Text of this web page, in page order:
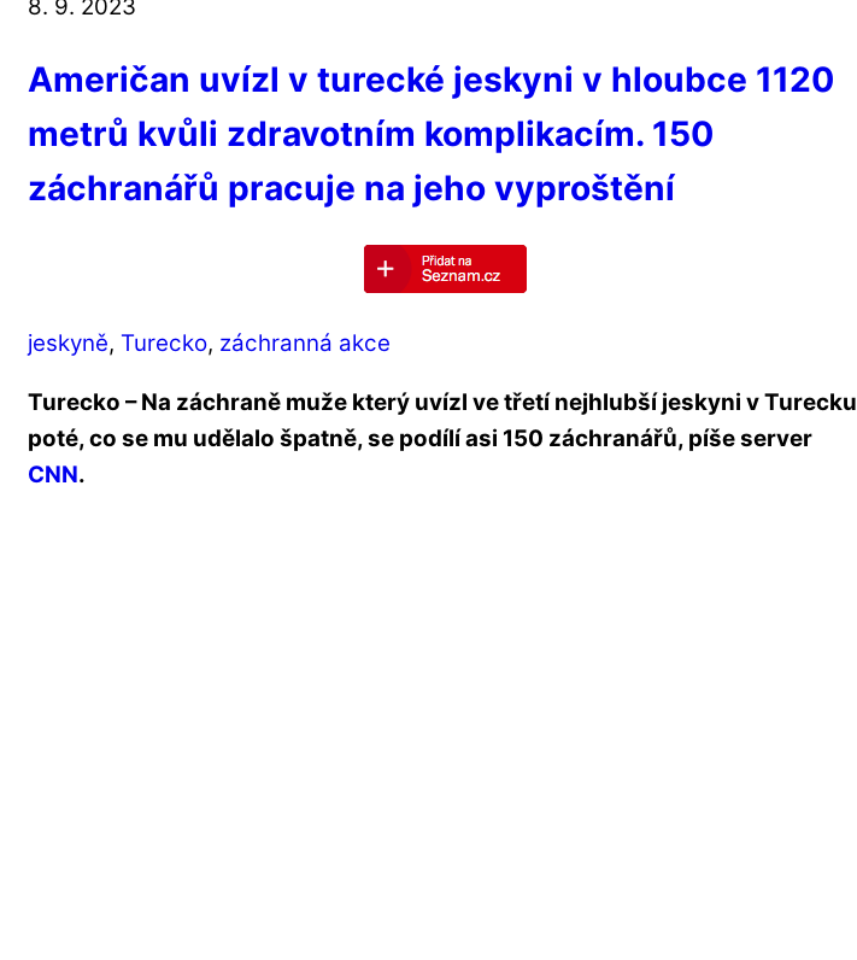
8. 9. 2023
Američan uvízl v turecké jeskyni v hloubce 1120
metrů kvůli zdravotním komplikacím. 150
záchranářů pracuje na jeho vyproštění
jeskyně, Turecko, záchranná akce
Turecko – Na záchraně muže který uvízl ve třetí nejhlubší jeskyni v Turecku
poté, co se mu udělalo špatně, se podílí asi 150 záchranářů, píše server
CNN.